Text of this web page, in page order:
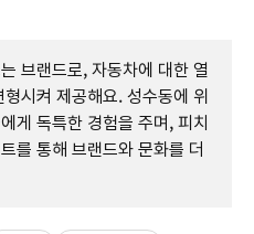
브랜드로, 자동차에 대한 열
시켜 제공해요. 성수동에 위
게 독특한 경험을 주며, 피치
를 통해 브랜드와 문화를 더